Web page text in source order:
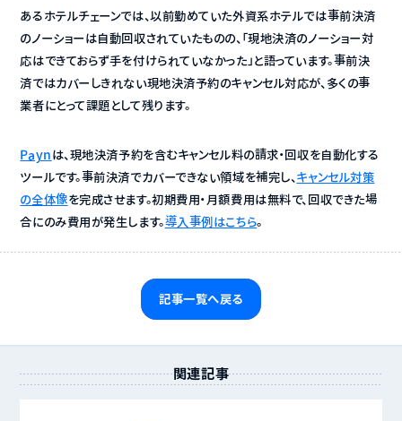
あるホテルチェーンでは、以前勤めていた外資系ホテルでは事前決済
のノーショーは自動回収されていたものの、「現地決済のノーショー対
応はできておらず手を付けられていなかった」と語っています。事前決
済ではカバーしきれない現地決済予約のキャンセル対応が、多くの事
業者にとって課題として残ります。
Payn は、現地決済予約を含むキャンセル料の請求・回収を自動化する
ツールです。事前決済でカバーできない領域を補完し、 キャンセル対策
の全体像を完成させます。初期費用・月額費用は無料で、回収できた場
合にのみ費用が発生します。導入事例はこちら。
記事一覧へ戻る
関連記事